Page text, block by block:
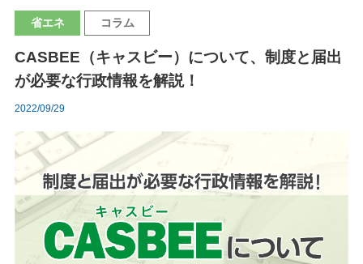
省エネ コラム
CASBEE（キャスビー）について、制度と届出
が必要な行政情報を解説！
2022/09/29